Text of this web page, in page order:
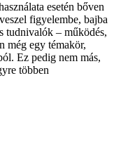
esetén bőven
figyelembe, bajba
tudnivalók – működés,
még egy témakör,
Ez pedig nem más,
többen